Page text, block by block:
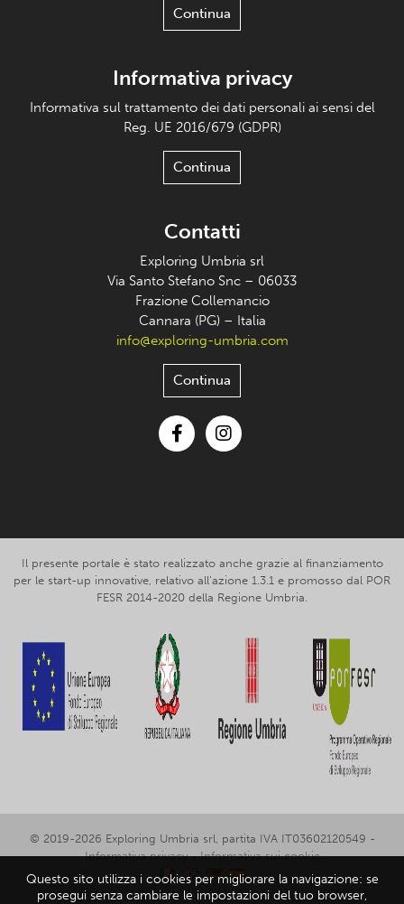
Continua
Informativa privacy
Informativa sul trattamento dei dati personali ai sensi del
Reg. UE 2016/679 (GDPR)
Continua
Contatti
Exploring Umbria srl
Via Santo Stefano Snc – 06033
Frazione Collemancio
Cannara (PG) – Italia
info@exploring-umbria.com
Continua
Il presente portale è stato realizzato anche grazie al finanziamento
per le start-up innovative, relativo all’azione 1.3.1 e promosso dal POR
FESR 2014-2020 della Regione Umbria.
© 2019-2026 Exploring Umbria srl, partita IVA IT03602120549 -
Informativa privacy-Informativa sui cookie
Questo sito utilizza i cookies per migliorare la navigazione: se
prosegui senza cambiare le impostazioni del tuo browser,